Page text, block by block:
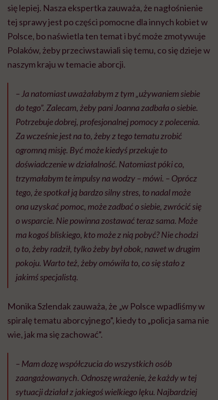
się lepiej. Nasza ekspertka zauważa, że nagłośnienie
tej sprawy jest po części pomocne dla innych kobiet w
Polsce, bo naświetla ten temat i być może zmotywuje
Polaków, żeby przeciwstawiali się temu, co się dzieje w
naszym kraju w temacie aborcji.
– Ja natomiast uważałabym z tym „używaniem siebie
do tego”. Zalecam, żeby pani Joanna zadbała o siebie.
Potrzebuje dobrej, profesjonalnej pomocy z polecenia.
Za wcześnie jest na to, żeby z tego tematu zrobić
ogromną misję. Być może kiedyś przekuje to
doświadczenie w działalność. Natomiast póki co,
trzymałabym te impulsy na wodzy – mówi. – Oprócz
tego, że spotkał ją bardzo silny stres, to nadal może
ona uzyskać pomoc, może zadbać o siebie, zwrócić się
o wsparcie. Nie powinna zostawać teraz sama. Może
ma kogoś bliskiego, kto może z nią pobyć? Nie chodzi
o to, żeby radził, tylko żeby był obok, nawet w drugim
pokoju. Warto też, żeby omówiła to, co się stało z
jakimś specjalistą.
Monika Szlendak zauważa, że „w Polsce wpadliśmy w
spiralę tematu aborcyjnego”, kiedy to „policja sama nie
wie, jak ma się zachować”.
– Mam dozę współczucia do wszystkich osób
zaangażowanych. Odnoszę wrażenie, że każdy w tej
sytuacji działał z jakiegoś wielkiego lęku. Najbardziej